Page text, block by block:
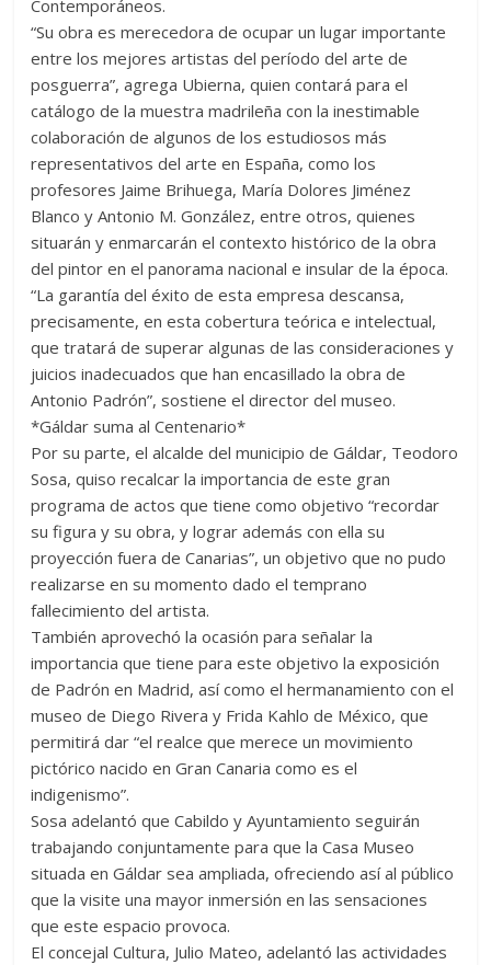
Contemporáneos.
“Su obra es merecedora de ocupar un lugar importante
entre los mejores artistas del período del arte de
posguerra”, agrega Ubierna, quien contará para el
catálogo de la muestra madrileña con la inestimable
colaboración de algunos de los estudiosos más
representativos del arte en España, como los
profesores Jaime Brihuega, María Dolores Jiménez
Blanco y Antonio M. González, entre otros, quienes
situarán y enmarcarán el contexto histórico de la obra
del pintor en el panorama nacional e insular de la época.
“La garantía del éxito de esta empresa descansa,
precisamente, en esta cobertura teórica e intelectual,
que tratará de superar algunas de las consideraciones y
juicios inadecuados que han encasillado la obra de
Antonio Padrón”, sostiene el director del museo.
*Gáldar suma al Centenario*
Por su parte, el alcalde del municipio de Gáldar, Teodoro
Sosa, quiso recalcar la importancia de este gran
programa de actos que tiene como objetivo “recordar
su figura y su obra, y lograr además con ella su
proyección fuera de Canarias”, un objetivo que no pudo
realizarse en su momento dado el temprano
fallecimiento del artista.
También aprovechó la ocasión para señalar la
importancia que tiene para este objetivo la exposición
de Padrón en Madrid, así como el hermanamiento con el
museo de Diego Rivera y Frida Kahlo de México, que
permitirá dar “el realce que merece un movimiento
pictórico nacido en Gran Canaria como es el
indigenismo”.
Sosa adelantó que Cabildo y Ayuntamiento seguirán
trabajando conjuntamente para que la Casa Museo
situada en Gáldar sea ampliada, ofreciendo así al público
que la visite una mayor inmersión en las sensaciones
que este espacio provoca.
El concejal Cultura, Julio Mateo, adelantó las actividades